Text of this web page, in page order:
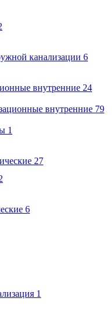
канализации 6
внутренние 24
внутренние 79
1
27
6
1